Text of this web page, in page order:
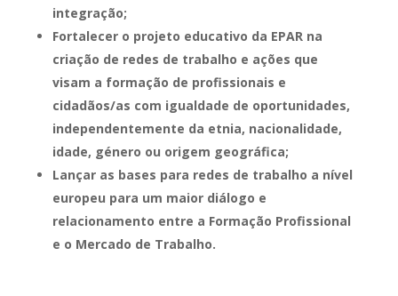
integração;
Fortalecer o projeto educativo da EPAR na
criação de redes de trabalho e ações que
visam a formação de profissionais e
cidadãos/as com igualdade de oportunidades,
independentemente da etnia, nacionalidade,
idade, género ou origem geográfica;
Lançar as bases para redes de trabalho a nível
europeu para um maior diálogo e
relacionamento entre a Formação Profissional
e o Mercado de Trabalho.